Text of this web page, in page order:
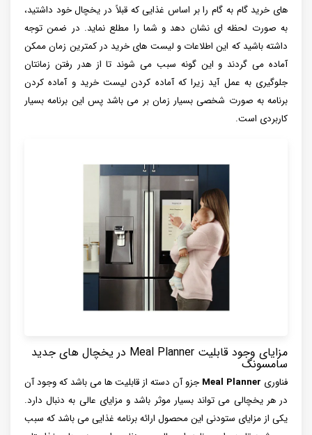
های خرید گام به گام را بر اساس غذایی که قبلاً در یخچال خود داشتید،
به صورت لحظه ای نشان دهد و شما را مطلع نماید. در ضمن توجه
داشته باشید که این اطلاعات و لیست های خرید در کمترین زمان ممکن
آماده می گردند و این گونه سبب می شوند تا از هدر رفتن زمانتان
جلوگیری به عمل آید زیرا که آماده کردن لیست خرید و آماده کردن
برنامه به صورت شخصی بسیار زمان بر می باشد پس این برنامه بسیار
کاربردی است.
مزایای وجود قابلیت Meal Planner در یخچال های جدید
سامسونگ
فناوری Meal Planner جزو آن دسته از قابلیت ها می باشد که وجود آن
در هر یخچالی می تواند بسیار موثر باشد و مزایای عالی به دنبال دارد.
یکی از مزایای ستودنی این محصول ارائه برنامه غذایی می باشد که سبب